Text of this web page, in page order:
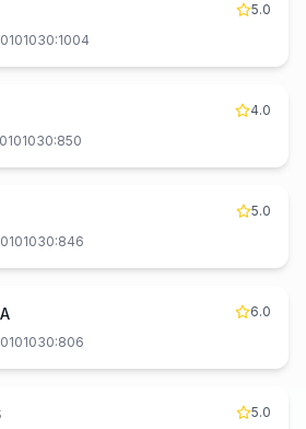
5.0
4.0
5.0
6.0
5.0